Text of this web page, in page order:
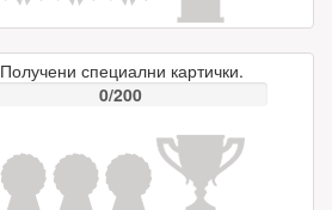
Получени специални картички.
0/200